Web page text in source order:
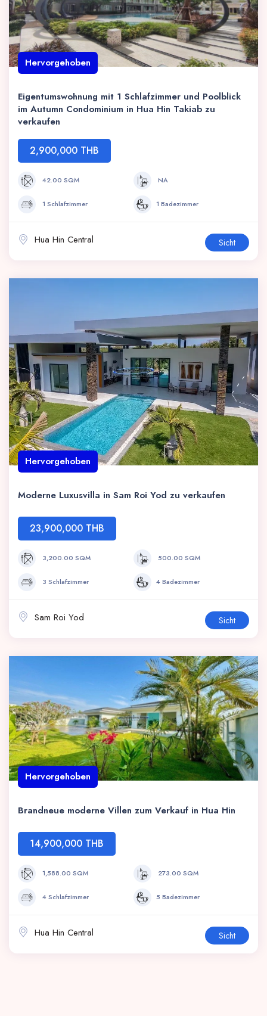
Hervorgehoben
Eigentumswohnung mit 1 Schlafzimmer und Poolblick
im Autumn Condominium in Hua Hin Takiab zu
verkaufen
2,900,000 THB
42.00 SQM NA
1 Schlafzimmer 1 Badezimmer
Hua Hin Central Sicht
Hervorgehoben
Moderne Luxusvilla in Sam Roi Yod zu verkaufen
23,900,000 THB
3,200.00 SQM 500.00 SQM
3 Schlafzimmer 4 Badezimmer
Sam Roi Yod Sicht
Hervorgehoben
Brandneue moderne Villen zum Verkauf in Hua Hin
14,900,000 THB
1,588.00 SQM 273.00 SQM
4 Schlafzimmer 5 Badezimmer
Hua Hin Central Sicht